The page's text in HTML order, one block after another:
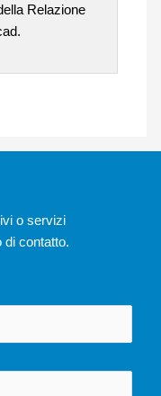
Relazione
o servizi
di contatto.